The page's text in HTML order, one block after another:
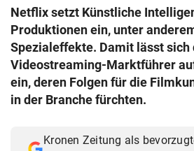
search
eingeben
© Krone Multimedia GmbH & Co KG
Muthgasse 2, 1190 Wien
Netflix setzt Künstliche
Produktionen ein, unter
Spezialeffekte. Damit lässt sich
Videostreaming-Marktführer
ein, deren Folgen für die
in der Branche fürchten.
Kronen Zeitung als